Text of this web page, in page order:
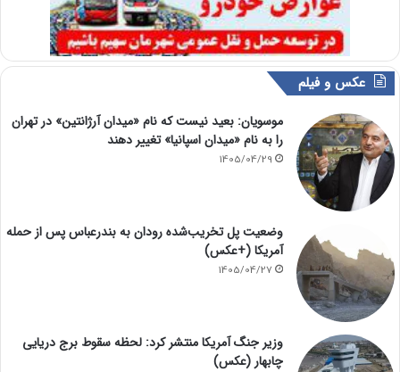
عکس و فیلم
موسویان: بعید نیست که نام «میدان آرژانتین» در تهران
را به نام «میدان اسپانیا» تغییر دهند
1405/04/29
وضعیت پل تخریب‌شده رودان به بندرعباس پس از حمله
آمریکا (+عکس)
1405/04/27
وزیر جنگ آمریکا منتشر کرد: لحظه سقوط برج دریایی
چابهار (عکس)